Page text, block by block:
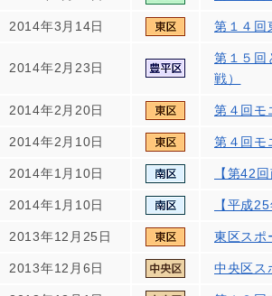
2014年3月14日 第１４回
2014年2月23日
第１５回
戦）
2014年2月20日 第４回モ
2014年2月10日 第４回モ
2014年1月10日 【第42
2014年1月10日 【平成
2013年12月25日 東区スポ
2013年12月6日 中央区ス